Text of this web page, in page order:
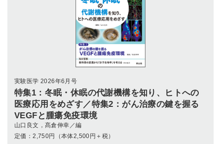
実験医学 2026年6月号
特集1：冬眠・休眠の代謝機構を知り、ヒトへの
医療応用をめざす／特集2：がん治療の鍵を握る
VEGFと腫瘍免疫環境
山口良文，髙倉伸幸／編
定価：2,750円（本体2,500円＋税）